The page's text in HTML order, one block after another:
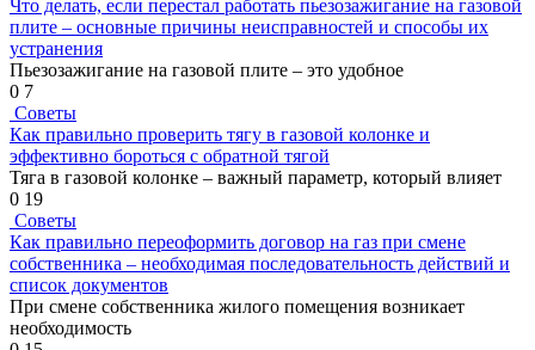
Что делать, если перестал работать пьезозажигание на газовой
плите – основные причины неисправностей и способы их
устранения
Пьезозажигание на газовой плите – это удобное
0 7
Советы
Как правильно проверить тягу в газовой колонке и
эффективно бороться с обратной тягой
Тяга в газовой колонке – важный параметр, который влияет
0 19
Советы
Как правильно переоформить договор на газ при смене
собственника – необходимая последовательность действий и
список документов
При смене собственника жилого помещения возникает
необходимость